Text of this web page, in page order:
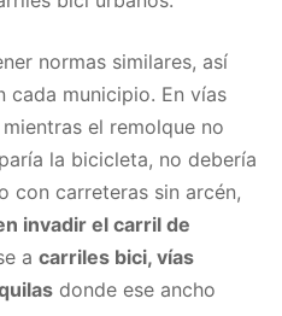
normas similares, así
cada municipio. En vías
el remolque no
la bicicleta, no debería
con carreteras sin arcén,
invadir el carril de
a carriles bici, vías
donde ese ancho